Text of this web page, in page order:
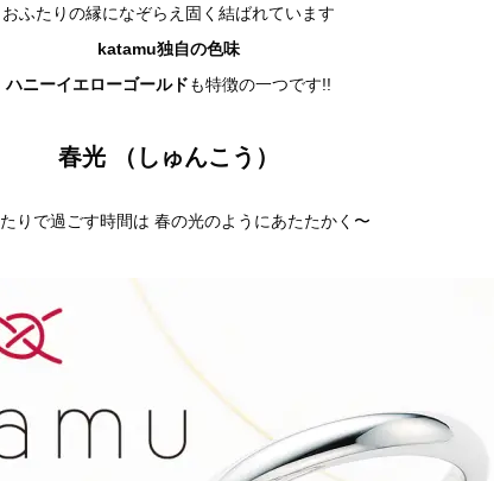
おふたりの縁になぞらえ固く結ばれています
katamu独自の色味
ハニーイエローゴールドも特徴の一つです!!
春光 （しゅんこう ）
りで過ごす時間は 春の光のようにあたたかく〜